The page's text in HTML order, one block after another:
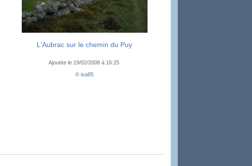
L'Aubrac sur le chemin du Puy
Ajoutée le 19/02/2008 à 16:25
©isa85